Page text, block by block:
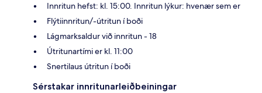
Innritun hefst: kl. 15:00. Innritun lýkur: hvenær sem er
Flýtiinnritun/-útritun í boði
Lágmarksaldur við innritun - 18
Útritunartími er kl. 11:00
Snertilaus útritun í boði
Sérstakar innritunarleiðbeiningar